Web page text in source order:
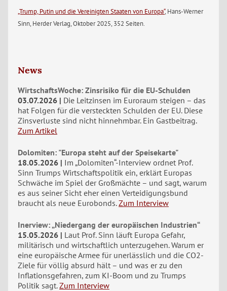
„Trump, Putin und die Vereinigten Staaten von Europa“, Hans-Werner
Sinn, Herder Verlag, Oktober 2025, 352 Seiten.
News
WirtschaftsWoche: Zinsrisiko für die EU-Schulden
03.07.2026
Die Leitzinsen im Euroraum steigen – das
hat Folgen für die versteckten Schulden der EU. Diese
Zinsverluste sind nicht hinnehmbar. Ein Gastbeitrag.
Zum Artikel
Dolomiten: "Europa steht auf der Speisekarte"
18.05.2026
Im „Dolomiten“-Interview ordnet Prof.
Sinn Trumps Wirtschaftspolitik ein, erklärt Europas
Schwäche im Spiel der Großmächte – und sagt, warum
es aus seiner Sicht eher einen Verteidigungsbund
braucht als neue Eurobonds. Zum Interview
Inerview: „Niedergang der europäischen Industrien“
15.05.2026
Laut Prof. Sinn läuft Europa Gefahr,
militärisch und wirtschaftlich unterzugehen. Warum er
eine europäische Armee für unerlässlich und die CO2-
Ziele für völlig absurd hält – und was er zu den
Inflationsgefahren, zum KI-Boom und zu Trumps
Politik sagt. Zum Interview